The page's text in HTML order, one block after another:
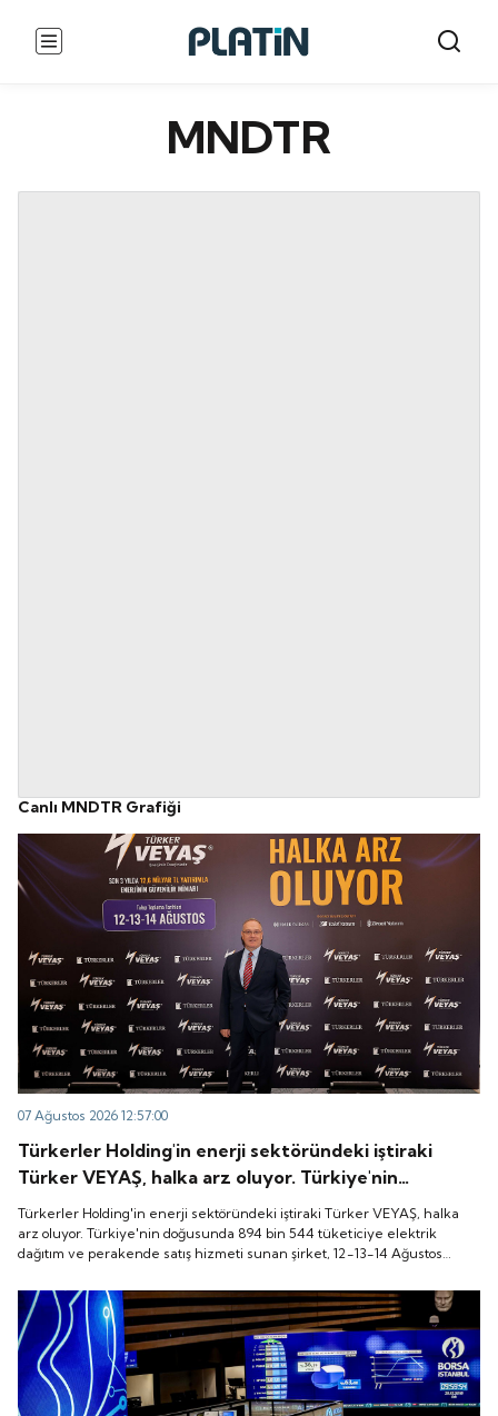
MNDTR
Canlı MNDTR Grafiği
07 Ağustos 2026 12:57:00
Türkerler Holding'in enerji sektöründeki iştiraki
Türker VEYAŞ, halka arz oluyor. Türkiye'nin
doğusunda 894 bin 544 tüketiciye elektrik dağıtım
ve perakende satış hizmeti sunan şirket, 12-13-14
Ağustos tarihleri arasında pay başına 136 TL fiyatla
Türkerler Holding'in enerji sektöründeki iştiraki Türker VEYAŞ, halka
arz oluyor. Türkiye'nin doğusunda 894 bin 544 tüketiciye elektrik
dağıtım ve perakende satış hizmeti sunan şirket, 12-13-14 Ağustos